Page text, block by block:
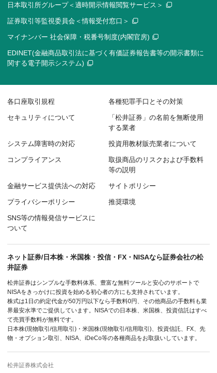
日本取引所グループ＜適時開示情報閲覧サービス＞
証券取引等監視委員会＜情報受付窓口＞
マイナンバー 社会保障・税番号制度(内閣官房)
EDINET(金融商品取引法に基づく有価証券報告書等の開示書類に
関する電子開示システム)
各口座取引規程 各種犯罪手口とその対策
セキュリティについて
「松井証券」の名前を無断使用
する業者
システム障害時の対応 投資用教材販売業者について
コンプライアンス
取扱商品のリスクおよび手数料
等の説明
金融サービス提供法への対応 サイトポリシー
プライバシーポリシー 推奨環境
SNS等の情報発信サービスに
ついて
ネット証券/日本株・米国株・投信・FX・NISAなら証券会社の松
井証券
松井証券はシンプルな手数料体系、豊富な無料ツールと安心のサポートで
NISAをきっかけに投資を始める初心者の方にも支持されています。
株式は1日の約定代金が50万円以下なら手数料0円、その他商品の手数料も業
界最安水準でご提供しています。NISAでの日本株、米国株、投資信託はすべ
て売買手数料が無料です。
日本株(現物取引/信用取引)・米国株(現物取引/信用取引)、投資信託、FX、先
物・オプション取引、NISA、iDeCo等の各種商品をお取扱いしています。
松井証券株式会社